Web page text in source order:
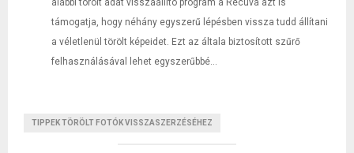
támogatja, hogy néhány egyszerű lépésben vissza tudd állítani
a véletlenül törölt képeidet. Ezt az általa biztosított szűrő
felhasználásával lehet egyszerűbbé...
TIPPEK TÖRÖLT FOTÓK VISSZASZERZÉSÉHEZ